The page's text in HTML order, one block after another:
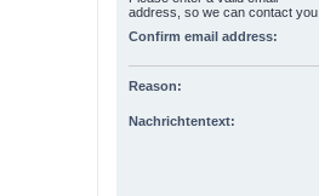
address, so we can contact you.
Confirm email address:
Reason:
Nachrichtentext: